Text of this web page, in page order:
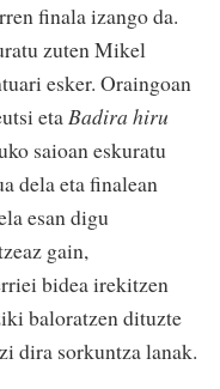
finala izango da.
zuten Mikel
esker. Oraingoan
etaBadira hiru
saioan eskuratu
dela eta finalean
esan digu
gain,
bidea irekitzen
baloratzen dituzte
dira sorkuntza lanak.